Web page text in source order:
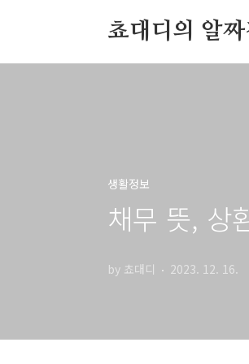
쵸대디의 알짜
생활정보
채무 뜻, 상
by 쵸대디 2023. 12. 16.